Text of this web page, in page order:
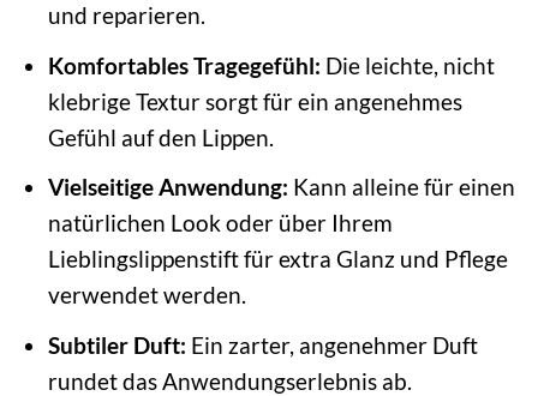
und reparieren.
Komfortables Tragegefühl: Die leichte, nicht
klebrige Textur sorgt für ein angenehmes
Gefühl auf den Lippen.
Vielseitige Anwendung: Kann alleine für einen
natürlichen Look oder über Ihrem
Lieblingslippenstift für extra Glanz und Pflege
verwendet werden.
Subtiler Duft: Ein zarter, angenehmer Duft
rundet das Anwendungserlebnis ab.